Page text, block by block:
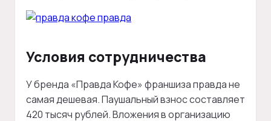
Условия сотрудничества
У бренда «Правда Кофе» франшиза правда не
самая дешевая. Паушальный взнос составляет
420 тысяч рублей. Вложения в организацию